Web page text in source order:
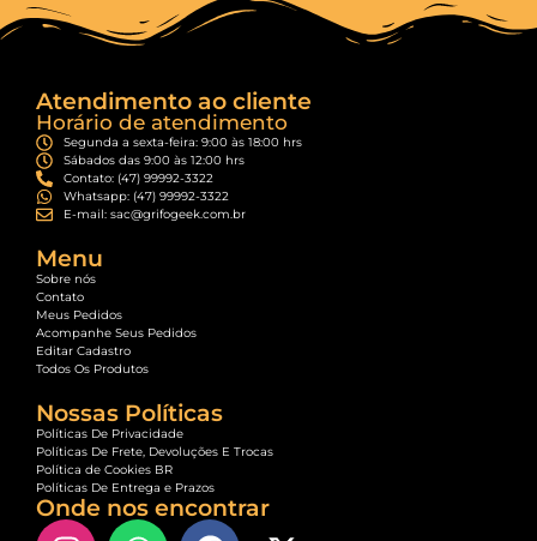
Atendimento ao cliente
Horário de atendimento
Segunda a sexta-feira: 9:00 às 18:00 hrs
Sábados das 9:00 às 12:00 hrs
Contato: (47) 99992-3322
Whatsapp: (47) 99992-3322
E-mail: sac@grifogeek.com.br
Menu
Sobre nós
Contato
Meus Pedidos
Acompanhe Seus Pedidos
Editar Cadastro
Todos Os Produtos
Nossas Políticas
Políticas De Privacidade
Políticas De Frete, Devoluções E Trocas
Política de Cookies BR
Políticas De Entrega e Prazos
Onde nos encontrar